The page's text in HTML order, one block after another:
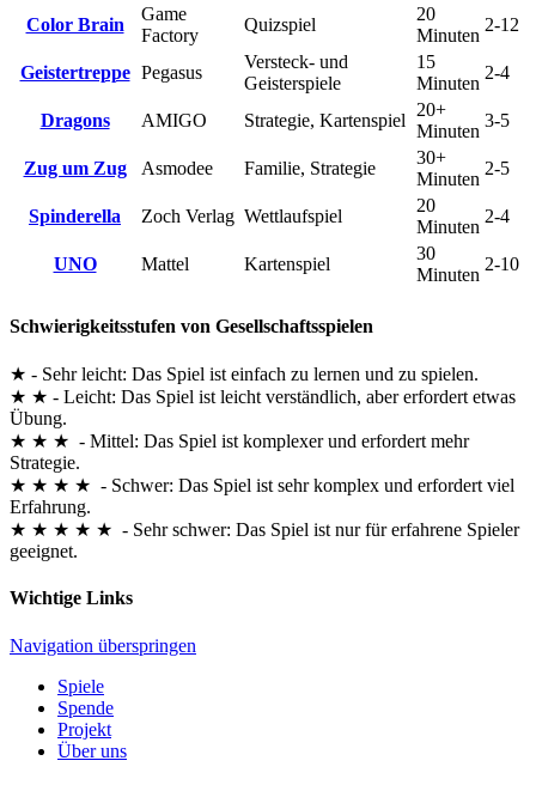
Color Brain
Game
Factory
Quizspiel
20
Minuten
2-12
Geistertreppe Pegasus
Versteck- und
Geisterspiele
15
Minuten
2-4
Dragons AMIGO Strategie, Kartenspiel
20+
Minuten
3-5
Zug um Zug Asmodee Familie, Strategie
30+
Minuten
2-5
Spinderella Zoch Verlag Wettlaufspiel
20
Minuten
2-4
UNO Mattel Kartenspiel
30
Minuten
2-10
Schwierigkeitsstufen von Gesellschaftsspielen
★ - Sehr leicht: Das Spiel ist einfach zu lernen und zu spielen.
★ ★ - Leicht: Das Spiel ist leicht verständlich, aber erfordert etwas
Übung.
★ ★ ★ - Mittel: Das Spiel ist komplexer und erfordert mehr
Strategie.
★ ★ ★ ★ - Schwer: Das Spiel ist sehr komplex und erfordert viel
Erfahrung.
★ ★ ★ ★ ★ - Sehr schwer: Das Spiel ist nur für erfahrene Spieler
geeignet.
Wichtige Links
Navigation überspringen
Spiele
Spende
Projekt
Über uns